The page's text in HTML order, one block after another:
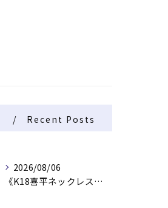
Recent Posts
2026/08/06
《K18喜平ネックレス・ブレスレット》